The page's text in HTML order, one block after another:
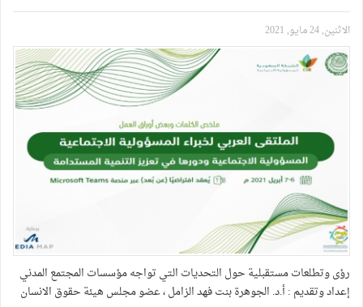
الاثنين, 24 مايو, 2021
رؤى وتطلعات مستقبلية حول التحديات التي تواجه مؤسسات المجتمع المدني
إعداد وتقديم : أ.د. الجوهرة بنت فهد الزامل ، عضو مجلس هيئة حقوق الانسان